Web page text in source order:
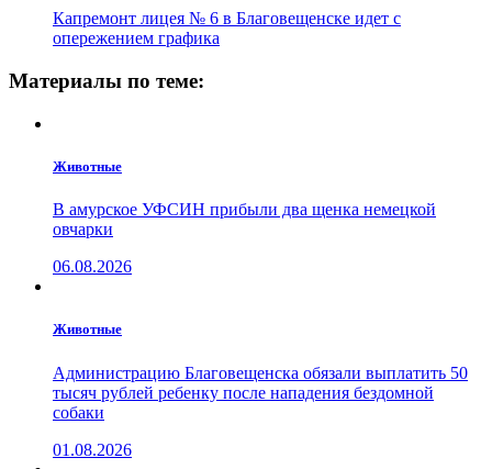
Капремонт лицея № 6 в Благовещенске идет с
опережением графика
Материалы по теме:
Животные
В амурское УФСИН прибыли два щенка немецкой
овчарки
06.08.2026
Животные
Администрацию Благовещенска обязали выплатить 50
тысяч рублей ребенку после нападения бездомной
собаки
01.08.2026